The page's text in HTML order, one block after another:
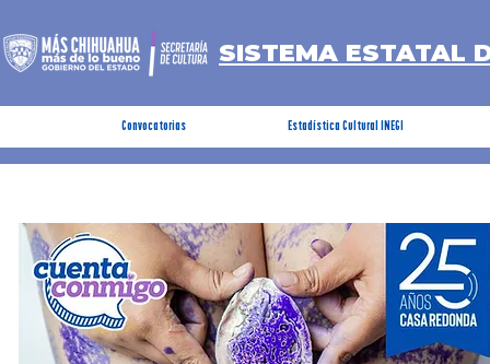
SISTEMA ESTATAL
Convocatorias Estadística Cultural INEGI